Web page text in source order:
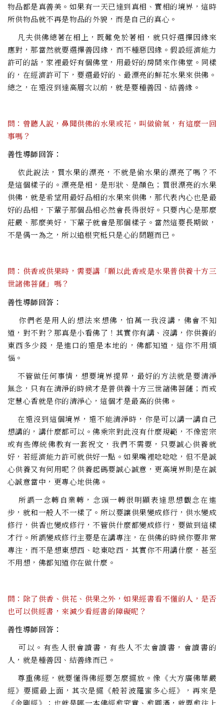
物品都是真善美。如果有一天已達到真相、實相的境界，這時
所供物品就不再是物品的外貌，而是自己的真心。
凡夫供佛總著在相上，既難免於著相，就只好選擇因緣來
應對，那當然就要選擇善因緣，而不種惡因緣。假設經濟能力
許可的話，家裡最好有個佛堂，用最好的房間來作佛堂。同樣
的，在經濟許可下，要選最好的、最漂亮的鮮花水果來供佛。
總之，在還沒到達高層次以前，就是要種善因、結善緣。
問：曾聽人說，鼻聞供佛的水果或花，叫做偷氣，有這麼一回
事嗎？
善性導師回答：
依此說法，買水果的漂亮，不就是偷水果的漂亮了嗎？不
是這個樣子的。漂亮是相，是形狀、是顏色；買很漂亮的水果
供佛，就是希望用最好品相的水果來供佛，那代表內心也是最
好的品相，下輩子那個品相必然會長得很好。只要內心是那麼
莊嚴、那麼美好，下輩子就會是那個樣子。當然這要長期做，
不是偶一為之，所以追根究柢只是心的問題而已。
問：供香或供果時，需要講「願以此香或是水果普供養十方三
世諸佛菩薩」嗎？
善性導師回答：
你們老是用人的想法來想佛，怕萬一我沒講，佛會不知
道，對不對？那真是小看佛了！其實你有講、沒講，你供養的
東西多少錢，是進口的還是本地的，佛都知道，這你不用煩
惱。
不管做任何事情，想要境界提昇，最好的方法就是要清淨
無念，只有在清淨的時候才是普供養十方三世諸佛菩薩；而戒
定慧心香就是你的清淨心，這個才是最高的供佛。
在還沒到這個境界，還不能清淨時，你是可以講一講自己
想講的，講什麼都可以。佛乘宗對此沒有什麼規範，不像密宗
或有些傳統佛教有一套祝文，我們不需要，只要誠心供養就
好，若經濟能力許可就供好一點。如果嘴裡唸唸唸，但不是誠
心供養又有何用呢？供養起碼要誠心誠意，更高境界則是在誠
心誠意當中，更專心地供佛。
所謂一念轉自業轉，念頭一轉很明顯表達思想觀念在進
步，就和一般人不一樣了。所以要讓供果變成修行，供水變成
修行，供香也變成修行，不管供什麼都變成修行，要做到這樣
才行。所謂變成修行主要是在講專注，在供佛的時候你要非常
專注，而不是想東想西、唸東唸西，其實你不用講什麼，甚至
不用想，佛都知道你在做什麼。
問：除了供香、供花、供果之外，如果經書看不懂的人，是否
也可以供經書，來減少看經書的障礙呢？
善性導師回答：
可以。有些人很會讀書，有些人不太會讀書，會讀書的
人，就是種善因、結善緣而已。
尊重佛經，就要懂得佛經要怎麼擺放。像《大方廣佛華嚴
經》要擺最上面，其次是擺《般若波羅蜜多心經》，再來是